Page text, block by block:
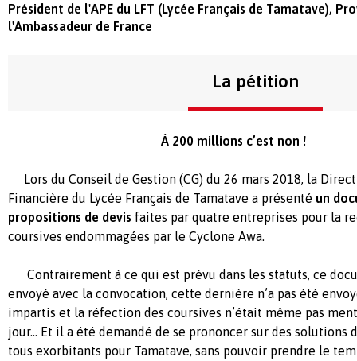
Président de l'APE du LFT (Lycée Français de Tamatave),
l'Ambassadeur de France
La pétition
À 200 millions c’est non !
Lors du Conseil de Gestion (CG) du 26 mars 2018, la
Financière du Lycée Français de Tamatave a présenté un
propositions de devis faites par quatre entreprises pour la
coursives endommagées par le Cyclone Awa.
Contrairement à ce qui est prévu dans les statuts, ce
envoyé avec la convocation, cette dernière n’a pas été
impartis et la réfection des coursives n’était même pas
jour… Et il a été demandé de se prononcer sur des solutions
tous exorbitants pour Tamatave, sans pouvoir prendre le